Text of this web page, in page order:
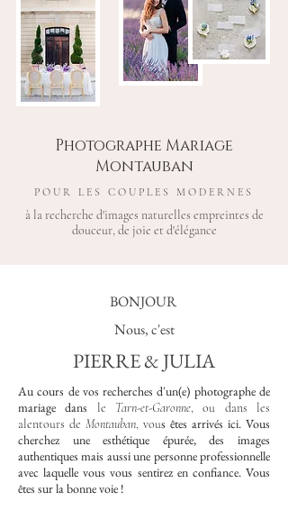
Photographe Mariage
Montauban
POUR LES COUPLES MODERNES
à la recherche d'images naturelles empreintes de
douceur, de joie et d'élégance
BONJOUR
Nous, c'est
PIERRE & JULIA
Au cours de vos recherches d'un(e) photographe de
mariagedans le Tarn-et-Garonne, ou dans les
alentours de Montauban, vous êtes arrivés ici. Vous
cherchez une esthétique épurée, des images
authentiques mais aussi une personne professionnelle
avec laquelle vous vous sentirez en confiance. Vous
êtes sur la bonne voie !​